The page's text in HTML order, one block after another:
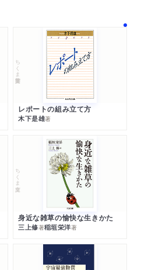
ちくま学芸文庫
レポートの組み立て方
木下是雄著
ちくま文庫
身近な雑草の愉快な生きかた
三上修著稲垣栄洋著